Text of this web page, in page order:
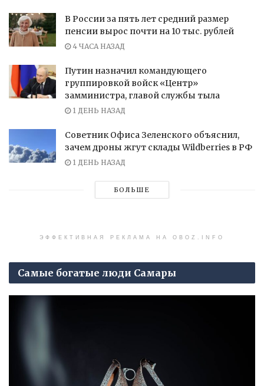
В России за пять лет средний размер
пенсии вырос почти на 10 тыс. рублей
4 ЧАСА НАЗАД
Путин назначил командующего
группировкой войск «Центр»
замминистра, главой службы тыла
1 ДЕНЬ НАЗАД
Советник Офиса Зеленского объяснил,
зачем дроны жгут склады Wildberries в РФ
1 ДЕНЬ НАЗАД
БОЛЬШЕ
ЭФФЕКТИВНАЯ РЕКЛАМА НА OBOZ.INFO
Самые богатые люди Самары